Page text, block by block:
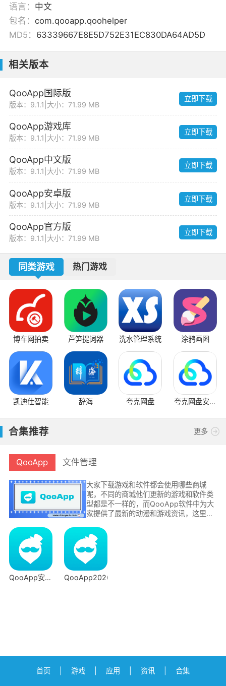
语言： 中文
包名： com.qooapp.qoohelper
MD5： 63339667E8E5D752E31EC830DA64AD5D
相关版本
QooApp国际版
版本：9.1.1 大小：71.99 MB
立即下载
QooApp游戏库
版本：9.1.1 大小：71.99 MB
立即下载
QooApp中文版
版本：9.1.1 大小：71.99 MB
立即下载
QooApp安卓版
版本：9.1.1 大小：71.99 MB
立即下载
QooApp官方版
版本：9.1.1 大小：71.99 MB
立即下载
同类游戏 热门游戏
博车网拍卖 芦笋提词器 洗水管理系统 涂鸦画图
凯迪仕智能 辞海 夸克网盘
夸克网盘安卓
合集推荐 更多
QooApp 文件管理
大家下载游戏和软件都会使用哪些商城
呢，不同的商城他们更新的游戏和软件类
型都是不一样的，而QooApp软件中为大
家提供了最新的动漫和游戏资讯，这里会
任何一款热门游戏哦。本站更新了这款
app的多个版本，随时可以下载体验。
QooApp安卓
QooApp2026
首页 游戏 应用 资讯 合集